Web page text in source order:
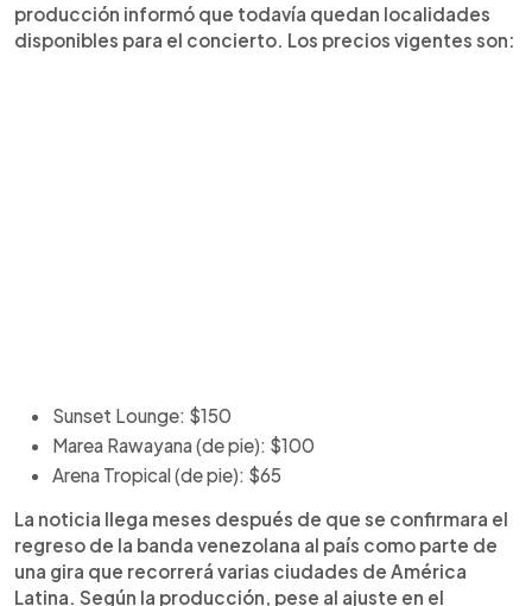
producción informó que todavía quedan localidades
disponibles para el concierto. Los precios vigentes son:
Sunset Lounge: $150
Marea Rawayana (de pie): $100
Arena Tropical (de pie): $65
La noticia llega meses después de que se confirmara el
regreso de la banda venezolana al país como parte de
una gira que recorrerá varias ciudades de América
Latina. Según la producción, pese al ajuste en el